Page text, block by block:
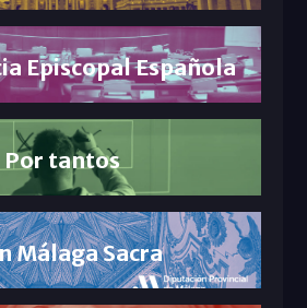
Episcopal Española
Por tantos
Málaga Sacra